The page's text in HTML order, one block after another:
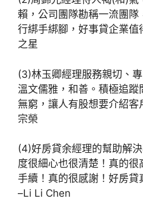
賴，公司團隊勘稱一流團隊
行綁手綁腳，好事貸企
之星
(3)林玉卿經理服務親切、
溫文儒雅，和善。積極追
無窮，讓人有股想要介紹
宗榮
(4)好房貸余經理的幫助解
度很細心也很清楚！真的
手續！真的很感謝！好房
–Li Li Chen